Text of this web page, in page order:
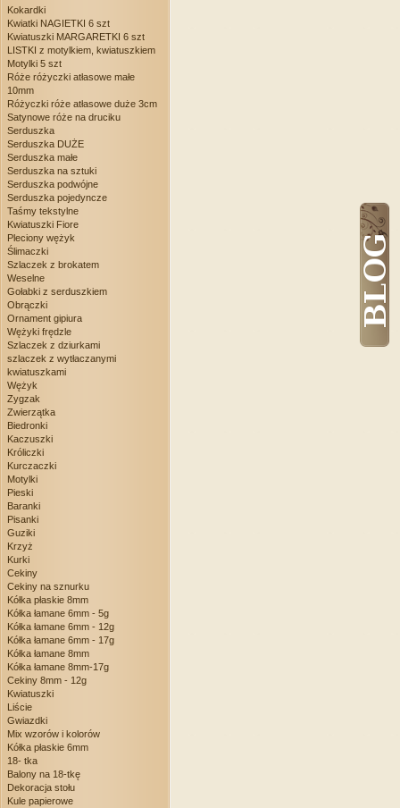
Kokardki
Kwiatki NAGIETKI 6 szt
Kwiatuszki MARGARETKI 6 szt
LISTKI z motylkiem, kwiatuszkiem
Motylki 5 szt
Róże różyczki atłasowe małe
10mm
Różyczki róże atłasowe duże 3cm
Satynowe róże na druciku
Serduszka
Serduszka DUŻE
Serduszka małe
Serduszka na sztuki
Serduszka podwójne
Serduszka pojedyncze
Taśmy tekstylne
Kwiatuszki Fiore
Pleciony wężyk
Ślimaczki
Szlaczek z brokatem
Weselne
Gołabki z serduszkiem
Obrączki
Ornament gipiura
Wężyki frędzle
Szlaczek z dziurkami
szlaczek z wytłaczanymi
kwiatuszkami
Wężyk
Zygzak
Zwierzątka
Biedronki
Kaczuszki
Króliczki
Kurczaczki
Motylki
Pieski
Baranki
Pisanki
Guziki
Krzyż
Kurki
Cekiny
Cekiny na sznurku
Kółka płaskie 8mm
Kółka łamane 6mm - 5g
Kółka łamane 6mm - 12g
Kółka łamane 6mm - 17g
Kółka łamane 8mm
Kółka łamane 8mm-17g
Cekiny 8mm - 12g
Kwiatuszki
Liście
Gwiazdki
Mix wzorów i kolorów
Kółka płaskie 6mm
18- tka
Balony na 18-tkę
Dekoracja stołu
Kule papierowe